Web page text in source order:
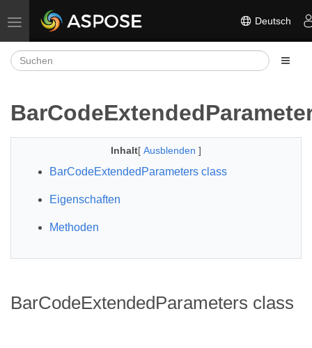
Navigation umschalten Deutsch
Inhalt[ Ausblenden ]
BarCodeExtendedParameters class
Eigenschaften
Methoden
BarCodeExtendedParameters class